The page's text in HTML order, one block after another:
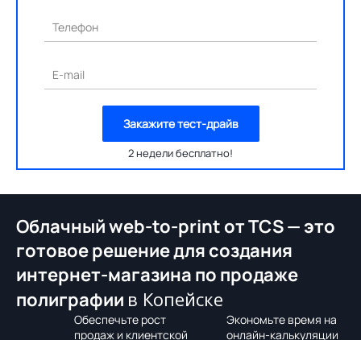
Телефон
E-mail
Закажите тест-драйв
2 недели бесплатно!
Облачный web-to-print от TCS — это
готовое решение для создания
интернет-магазина по продаже
полиграфии в Копейске
Обеспечьте рост
продаж и клиентской
Экономьте время на
онлайн-калькуляции